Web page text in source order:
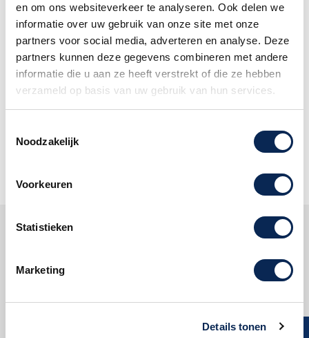
en om ons websiteverkeer te analyseren. Ook delen we
informatie over uw gebruik van onze site met onze
partners voor social media, adverteren en analyse. Deze
partners kunnen deze gegevens combineren met andere
informatie die u aan ze heeft verstrekt of die ze hebben
verzameld op basis van uw gebruik van hun services.
Noodzakelijk
Voorkeuren
Statistieken
Marketing
Details tonen
Terug naar boven
Volg ons:
Mis geen enkele aanbieding en